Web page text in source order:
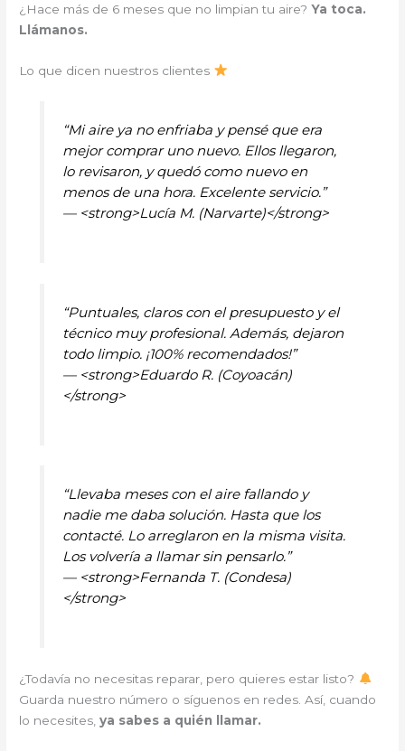
¿Hace más de 6 meses que no limpian tu aire?Ya toca.
Llámanos.
Lo que dicen nuestros clientes
“Mi aire ya no enfriaba y pensé que era
mejor comprar uno nuevo. Ellos llegaron,
lo revisaron, y quedó como nuevo en
menos de una hora. Excelente servicio.”
— <strong>Lucía M. (Narvarte)</strong>
“Puntuales, claros con el presupuesto y el
técnico muy profesional. Además, dejaron
todo limpio. ¡100% recomendados!”
— <strong>Eduardo R. (Coyoacán)
</strong>
“Llevaba meses con el aire fallando y
nadie me daba solución. Hasta que los
contacté. Lo arreglaron en la misma visita.
Los volvería a llamar sin pensarlo.”
— <strong>Fernanda T. (Condesa)
</strong>
¿Todavía no necesitas reparar, pero quieres estar listo?
Guarda nuestro número o síguenos en redes. Así, cuando
lo necesites,ya sabes a quién llamar.